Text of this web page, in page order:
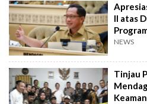
II atas
NEWS
Tinjau